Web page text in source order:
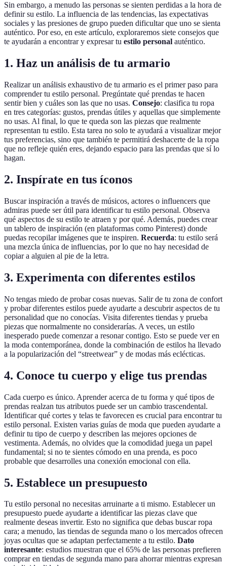
Sin embargo, a menudo las personas se sienten perdidas a la hora de
definir su estilo. La influencia de las tendencias, las expectativas
sociales y las presiones de grupo pueden dificultar que uno se sienta
auténtico. Por eso, en este artículo, exploraremos siete consejos que
te ayudarán a encontrar y expresar tu estilo personal auténtico.
1. Haz un análisis de tu armario
Realizar un análisis exhaustivo de tu armario es el primer paso para
comprender tu estilo personal. Pregúntate qué prendas te hacen
sentir bien y cuáles son las que no usas. Consejo: clasifica tu ropa
en tres categorías: gustos, prendas útiles y aquellas que simplemente
no usas. Al final, lo que te queda son las piezas que realmente
representan tu estilo. Esta tarea no solo te ayudará a visualizar mejor
tus preferencias, sino que también te permitirá deshacerte de la ropa
que no refleje quién eres, dejando espacio para las prendas que sí lo
hagan.
2. Inspírate en tus íconos
Buscar inspiración a través de músicos, actores o influencers que
admiras puede ser útil para identificar tu estilo personal. Observa
qué aspectos de su estilo te atraen y por qué. Además, puedes crear
un tablero de inspiración (en plataformas como Pinterest) donde
puedas recopilar imágenes que te inspiren. Recuerda: tu estilo será
una mezcla única de influencias, por lo que no hay necesidad de
copiar a alguien al pie de la letra.
3. Experimenta con diferentes estilos
No tengas miedo de probar cosas nuevas. Salir de tu zona de confort
y probar diferentes estilos puede ayudarte a descubrir aspectos de tu
personalidad que no conocías. Visita diferentes tiendas y prueba
piezas que normalmente no considerarías. A veces, un estilo
inesperado puede comenzar a resonar contigo. Esto se puede ver en
la moda contemporánea, donde la combinación de estilos ha llevado
a la popularización del “streetwear” y de modas más eclécticas.
4. Conoce tu cuerpo y elige tus prendas
Cada cuerpo es único. Aprender acerca de tu forma y qué tipos de
prendas realzan tus atributos puede ser un cambio trascendental.
Identificar qué cortes y telas te favorecen es crucial para encontrar tu
estilo personal. Existen varias guías de moda que pueden ayudarte a
definir tu tipo de cuerpo y describen las mejores opciones de
vestimenta. Además, no olvides que la comodidad juega un papel
fundamental; si no te sientes cómodo en una prenda, es poco
probable que desarrolles una conexión emocional con ella.
5. Establece un presupuesto
Tu estilo personal no necesitas arruinarte a ti mismo. Establecer un
presupuesto puede ayudarte a identificar las piezas clave que
realmente deseas invertir. Esto no significa que debas buscar ropa
cara; a menudo, las tiendas de segunda mano o los mercados ofrecen
joyas ocultas que se adaptan perfectamente a tu estilo. Dato
interesante: estudios muestran que el 65% de las personas prefieren
comprar en tiendas de segunda mano para ahorrar mientras expresan